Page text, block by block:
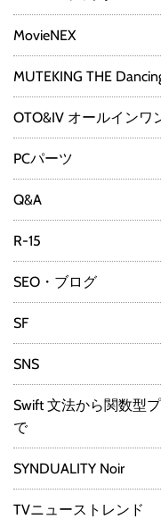
MovieNEX
MUTEKING THE
OTO&IV オールインワ
PCパーツ
Q&A
R-15
SEO・ブログ
SF
SNS
Swift 文法から関数型
で
SYNDUALITY Noir
TVニューストレンド